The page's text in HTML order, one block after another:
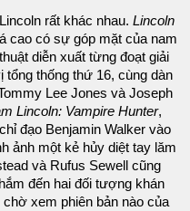
rất khác nhau. Lincoln
cao có sự góp mặt của nam
diễn xuất từng đoạt giải
thống thứ 16, cùng dàn
Lee Jones và Joseph
Lincoln: Vampire Hunter,
đạo Benjamin Walker vào
ảnh một kẻ hủy diệt tay lăm
và Rufus Sewell cũng
đến hai đối tượng khán
xem phiên bản nào của